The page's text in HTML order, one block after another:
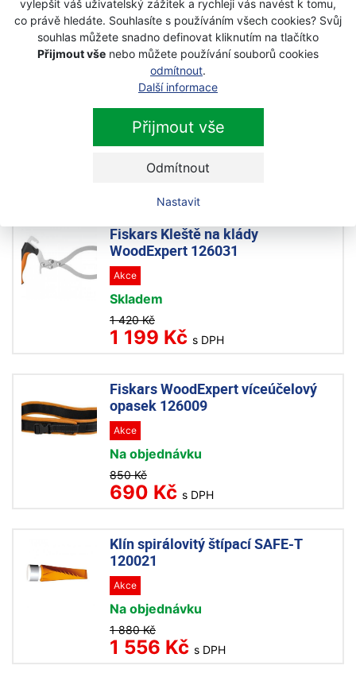
vylepšit váš uživatelský zážitek a rychleji vás navést k tomu,
co právě hledáte. Souhlasíte s používáním všech cookies? Svůj
souhlas můžete snadno definovat kliknutím na tlačítko
Přijmout vše nebo můžete používání souborů cookies
odmítnout.
Další informace
Přijmout vše
Odmítnout
Nastavit
2 080 Kč
1 590 Kč s DPH
Fiskars Hák na klády WoodExpert
126021
Akce
Skladem
1 090 Kč
Fiskars Kleště na klády
WoodExpert 126031
Akce
Skladem
1 420 Kč
1 199 Kč s DPH
Fiskars WoodExpert víceúčelový
opasek 126009
Akce
Na objednávku
850 Kč
690 Kč s DPH
Klín spirálovitý štípací SAFE-T
120021
Akce
Na objednávku
1 880 Kč
1 556 Kč s DPH